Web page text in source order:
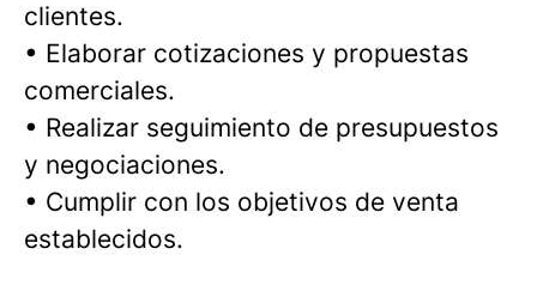
clientes.
• Elaborar cotizaciones y propuestas
comerciales.
• Realizar seguimiento de presupuestos
y negociaciones.
• Cumplir con los objetivos de venta
establecidos.